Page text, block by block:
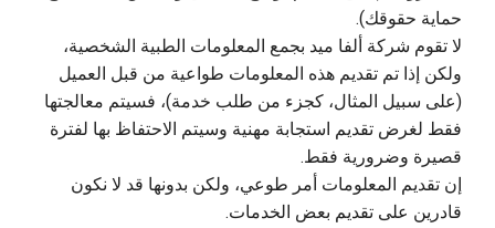
حماية حقوقك).
لا تقوم شركة ألفا ميد بجمع المعلومات الطبية الشخصية،
ولكن إذا تم تقديم هذه المعلومات طواعية من قبل العميل
(على سبيل المثال، كجزء من طلب خدمة)، فسيتم معالجتها
فقط لغرض تقديم استجابة مهنية وسيتم الاحتفاظ بها لفترة
قصيرة وضرورية فقط.
إن تقديم المعلومات أمر طوعي، ولكن بدونها قد لا نكون
قادرين على تقديم بعض الخدمات.